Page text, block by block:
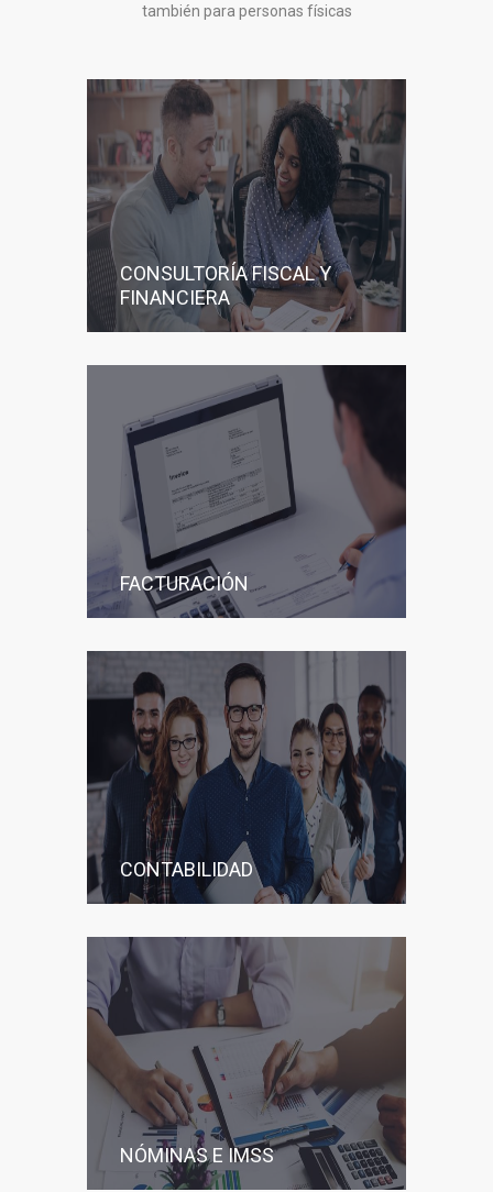
también para personas físicas
CONSULTORÍA FISCAL Y
FINANCIERA
FACTURACIÓN
CONTABILIDAD
NÓMINAS E IMSS